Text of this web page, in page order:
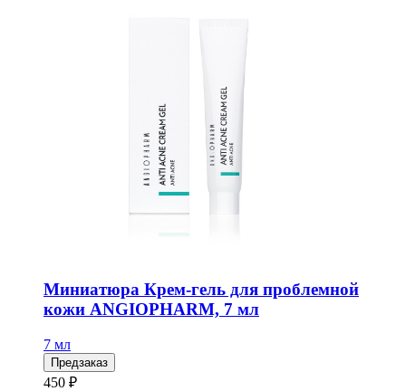
Миниатюра Крем-гель для проблемной
кожи ANGIOPHARM, 7 мл
7 мл
Предзаказ
450 ₽